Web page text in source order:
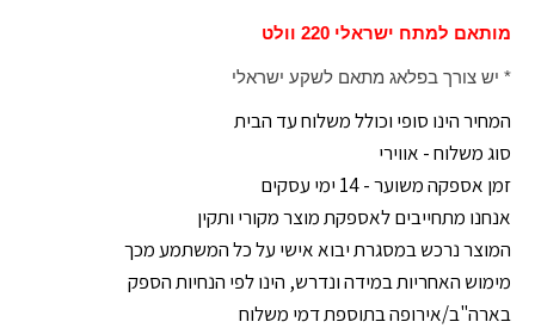
מותאם למתח ישראלי 220 וולט
* יש צורך בפלאג מתאם לשקע ישראלי
המחיר הינו סופי וכולל משלוח עד הבית
סוג משלוח - אווירי
זמן אספקה משוער - 14 ימי עסקים
אנחנו מתחייבים לאספקת מוצר מקורי ותקין
המוצר נרכש במסגרת יבוא אישי על כל המשתמע מכך
מימוש האחריות במידה ונדרש, הינו לפי הנחיות הספק
בארה"ב/אירופה בתוספת דמי משלוח